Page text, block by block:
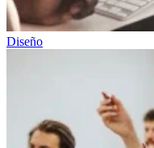
Diseño